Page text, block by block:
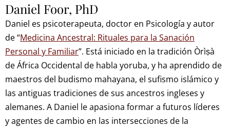
Daniel Foor, PhD
Daniel es psicoterapeuta, doctor en Psicología y autor
de “Medicina Ancestral: Rituales para la Sanación
Personal y Familiar”. Está iniciado en la tradición Òrìṣà
de África Occidental de habla yoruba, y ha aprendido de
maestros del budismo mahayana, el sufismo islámico y
las antiguas tradiciones de sus ancestros ingleses y
alemanes. A Daniel le apasiona formar a futuros líderes
y agentes de cambio en las intersecciones de la